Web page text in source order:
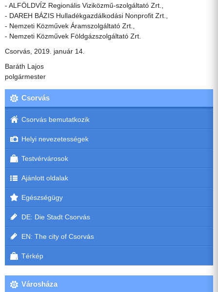
- ALFÖLDVÍZ Regionális Viziközmű-szolgáltató Zrt.,
- DAREH BÁZIS Hulladékgazdálkodási Nonprofit Zrt.,
- Nemzeti Közművek Áramszolgáltató Zrt.,
- Nemzeti Közművek Földgázszolgáltató Zrt.
Csorvás, 2019. január 14.
Baráth Lajos
polgármester
Csorvás
Csorvás bemutatkozik
Helyi nevezetességek
Testvérvárosok
Ajánlott oldalak
Egészségügy
DE: Die Stadt Csorvás
EN: The city of Csorvás
Térkép
Városháza